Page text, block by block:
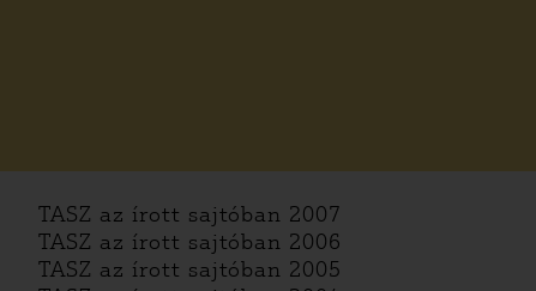
TASZ az írott sajtóban 2007
TASZ az írott sajtóban 2006
TASZ az írott sajtóban 2005